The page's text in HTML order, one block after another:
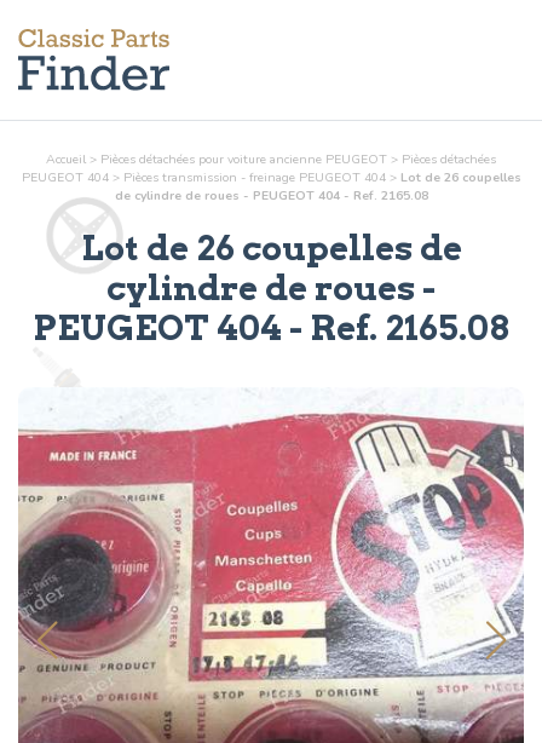
Accueil > Pièces détachées pour voiture ancienne PEUGEOT > Pièces détachées
PEUGEOT 404 > Pièces transmission - freinagePEUGEOT 404 > Lot de 26 coupelles
de cylindre de roues - PEUGEOT 404 - Ref. 2165.08
Lot de 26 coupelles de
cylindre de roues -
PEUGEOT 404 - Ref. 2165.08